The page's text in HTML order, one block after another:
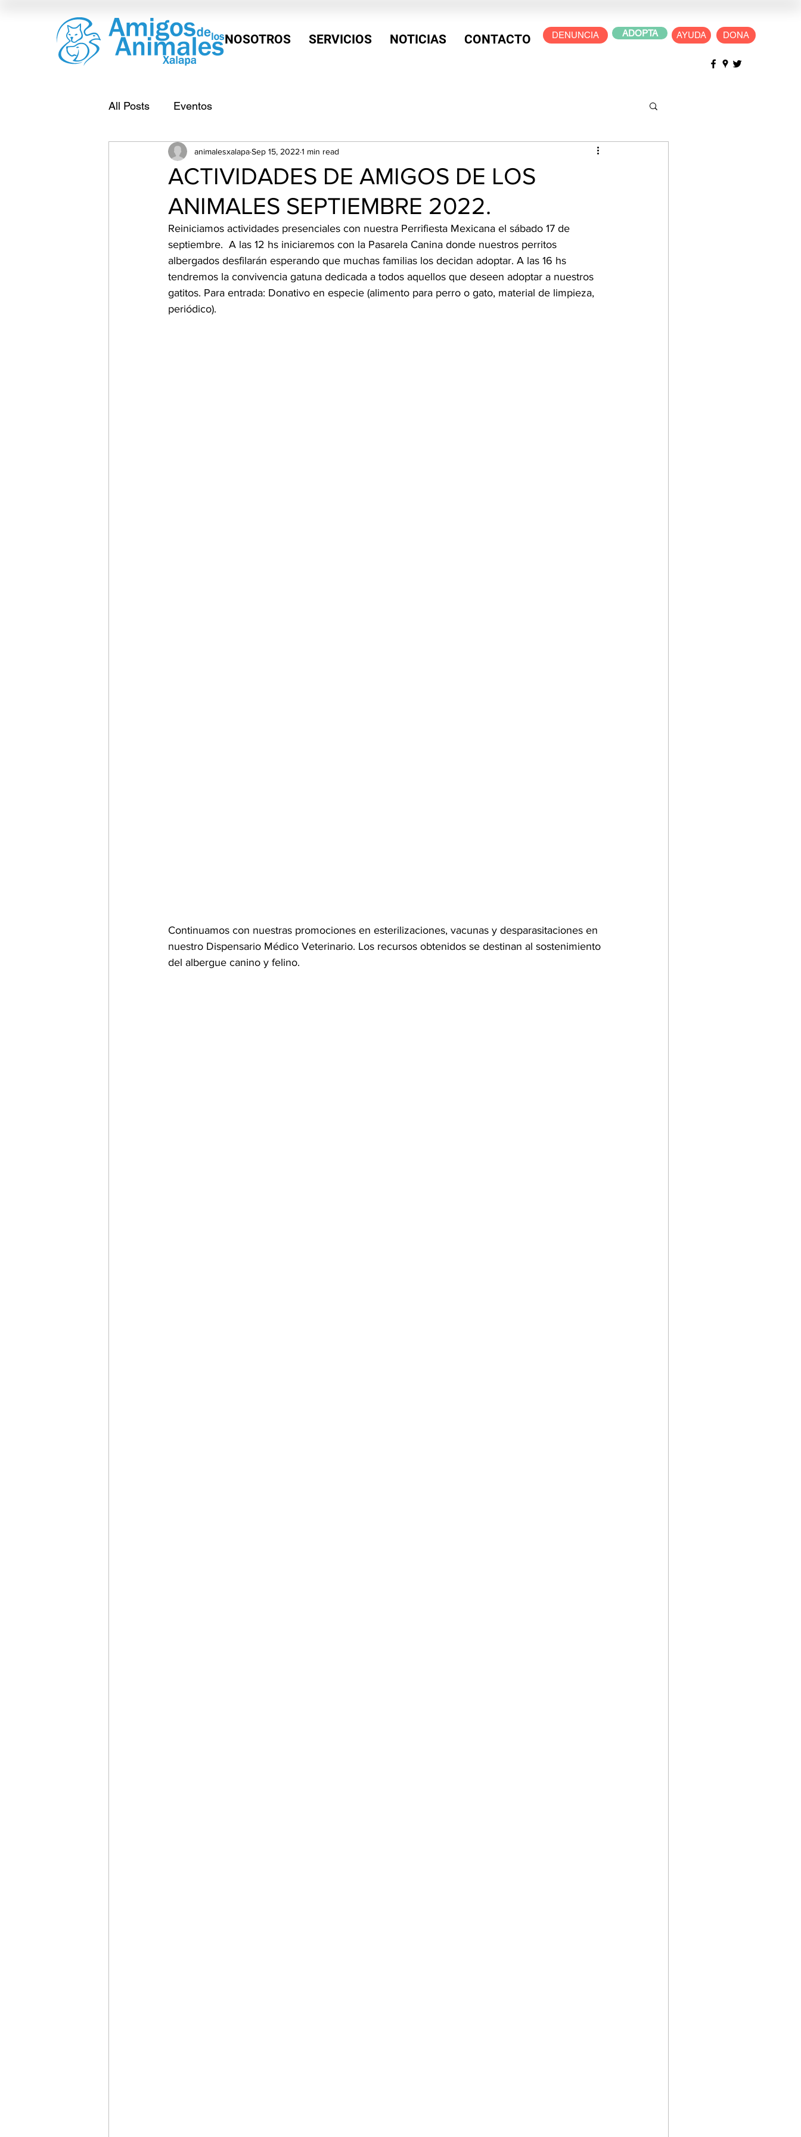
NOSOTROS SERVICIOS NOTICIAS CONTACTO DENUNCIA ADOPTA AYUDA DONA
All Posts Eventos
ACTIVIDADES DE AMIGOS DE LOS
ANIMALES SEPTIEMBRE 2022.
animalesxalapaSep 15, 2022 1 min read
Reiniciamos actividades presenciales con nuestra Perrifiesta Mexicana el sábado 17 de
septiembre.  A las 12 hs iniciaremos con la Pasarela Canina donde nuestros perritos
albergados desfilarán esperando que muchas familias los decidan adoptar. A las 16 hs
tendremos la convivencia gatuna dedicada a todos aquellos que deseen adoptar a nuestros
gatitos. Para entrada: Donativo en especie (alimento para perro o gato, material de limpieza,
periódico).
Continuamos con nuestras promociones en esterilizaciones, vacunas y desparasitaciones en
nuestro Dispensario Médico Veterinario. Los recursos obtenidos se destinan al sostenimiento
del albergue canino y felino.